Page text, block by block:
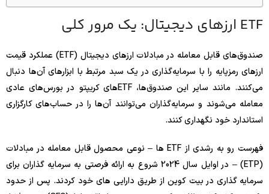
ETF ارزهای دیجیتال: یک مرور کلی
صندوق‌های قابل معامله در مبادلات ارزهای دیجیتال (ETF) عملکرد قیمت
ارزهای رمزپایه را با سرمایه‌گذاری در یک سبد مرتبط با ابزارهای آن‌ها دنبال
می‌کنند. مانند سایر این صندوق‌ها، ETFهای کریپتو در بورس‌های عادی
معامله می‌شوند و سرمایه‌گذاران می‌توانند آن‌ها را در حساب‌های کارگزاری
استاندارد خود نگهداری کنند.
فهرست رو به رشدی از ETF ها – نوعی محصول قابل معامله در مبادلات
(ETP) – در اوایل سال 2024 شروع به ارائه فرصتی به سرمایه گذاران برای
سرمایه گذاری در بیت کوین از طریق دارایی های خود کردند. پس از حدود